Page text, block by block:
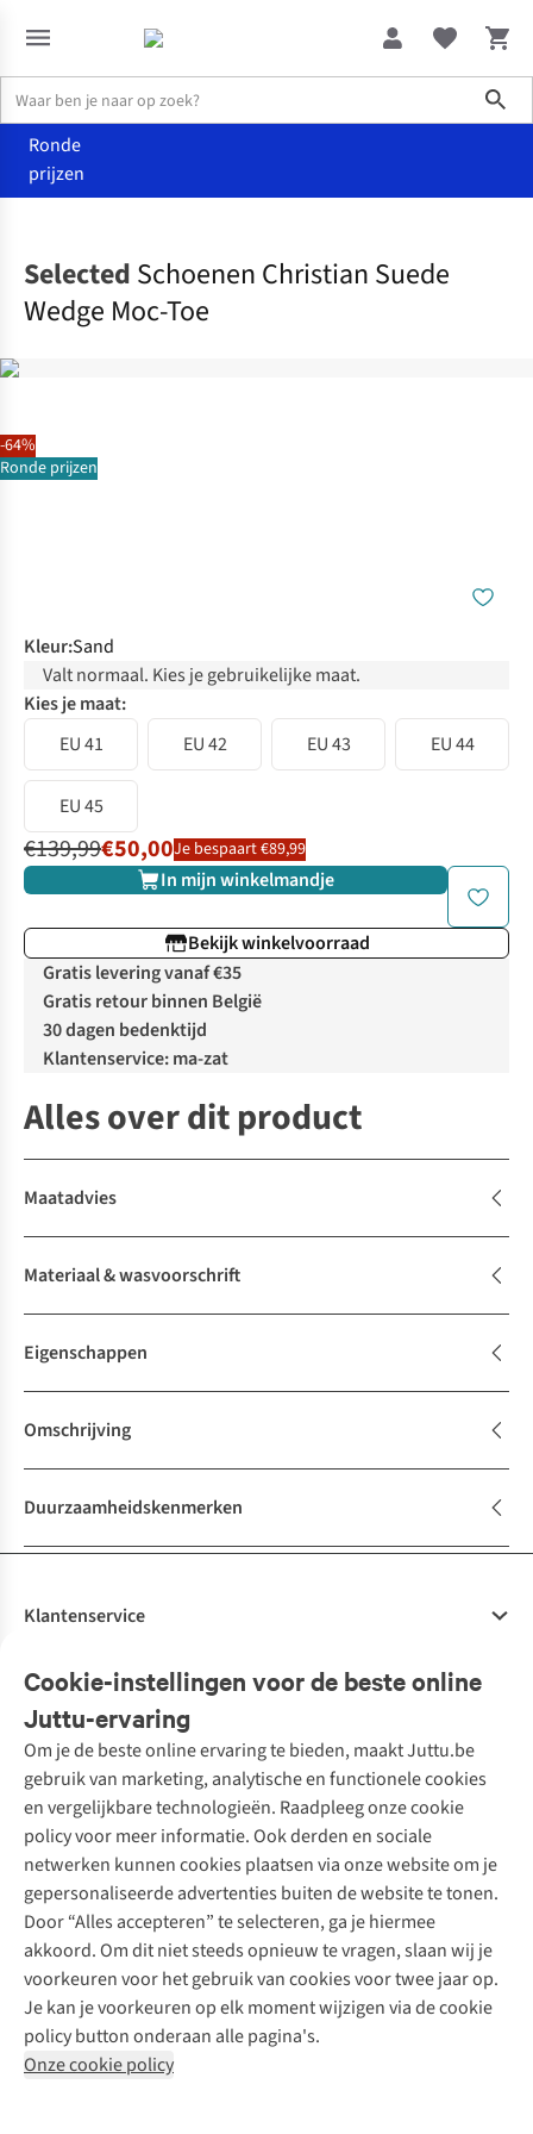
Ronde
prijzen
-64%
Ronde prijzen
Selected Schoenen Christian Suede
Wedge Moc-Toe
Kleur:Sand
Valt normaal. Kies je gebruikelijke maat.
Kies je maat:
EU 41
EU 42 EU 43 EU 44
EU 45
€139,99€50,00Je bespaart €89,99
In mijn winkelmandje
Bekijk winkelvoorraad
Gratis levering vanaf €35
Gratis retour binnen België
30 dagen bedenktijd
Klantenservice: ma-zat
Alles over dit product
Maatadvies
Materiaal & wasvoorschrift
Eigenschappen
Omschrijving
Duurzaamheidskenmerken
Cookie-instellingen voor de beste online
Juttu-ervaring
Om je de beste online ervaring te bieden, maakt Juttu.be
gebruik van marketing, analytische en functionele cookies
en vergelijkbare technologieën. Raadpleeg onze cookie
policy voor meer informatie. Ook derden en sociale
netwerken kunnen cookies plaatsen via onze website om je
gepersonaliseerde advertenties buiten de website te tonen.
Door “Alles accepteren” te selecteren, ga je hiermee
akkoord. Om dit niet steeds opnieuw te vragen, slaan wij je
voorkeuren voor het gebruik van cookies voor twee jaar op.
Je kan je voorkeuren op elk moment wijzigen via de cookie
policy button onderaan alle pagina's.
Onze cookie policy
Klantenservice
Bestellen
Betalen
10% studentenkorting
Klarna - achteraf betalen
Levering
Retourneren
Bestelling herroepen
Garantie
Contact
Onze diensten
Tweedehands - ReJUsed
Kledingatelier
Personal shopping
Textielbox
Events / workshops
Juttu
Over ons
Juttu Friends
Inspiratie
Werken bij Juttu
Onze winkels
De wereld van Juttu
Verantwoord ondernemen
Toegankelijkheidsverklaring
Merken
Nathalie Vleeschouwer
Selected dames
HKLiving
Dickies
Sessùn
Strom
O My Bag
Revolution
Meld je aan voor de nieuwsbrief
Follow us